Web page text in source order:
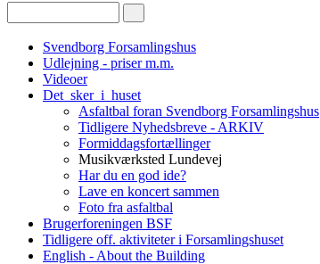
Svendborg Forsamlingshus
Udlejning - priser m.m.
Videoer
Det_sker_i_huset
Asfaltbal foran Svendborg Forsamlingshus
Tidligere Nyhedsbreve - ARKIV
Formiddagsfortællinger
Musikværksted Lundevej
Har du en god ide?
Lave en koncert sammen
Foto fra asfaltbal
Brugerforeningen BSF
Tidligere off. aktiviteter i Forsamlingshuset
English - About the Building